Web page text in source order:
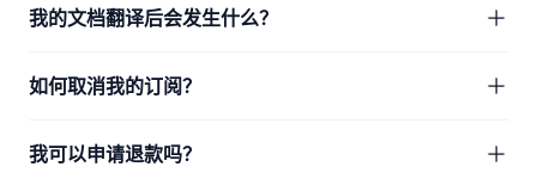
我的文档翻译后会发生什么？
如何取消我的订阅？
我可以申请退款吗？